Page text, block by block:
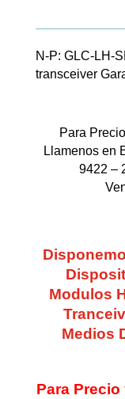
N-P: GLC-LH-
transceiver
Para
Llamenos en
9422 –
Modulos
Medios
Para